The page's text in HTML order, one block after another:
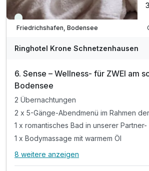
WAR
202
Viele Termine frei
Friedrichshafen, Bodensee
Ringhotel Krone Schnetzenhausen
6. Sense – Wellness- für ZWEI am
Bodensee
2 Übernachtungen
2 x 5-Gänge-Abendmenü im Rahmen
1 x romantisches Bad in unserer
1 x Bodymassage mit warmem Öl
Alle Inklusivleistungen
8 weitere anzeigen